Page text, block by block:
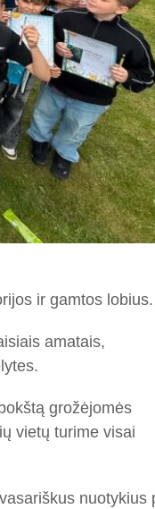
ir gamtos lobius.
amatais,
grožėjomės
vietų turime visai
nuotykius